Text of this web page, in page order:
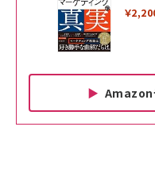
￥
Amazon